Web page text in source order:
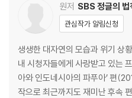
5장 다시 만난 수호 부족
정글의 법칙 (5) 파타고니아의 신기
6장 키 컸으면 좋겠다!
원저 SBS 정글의 법
관심작가 알림신청
생생한 대자연의 모습과 위기 상
내 시청자들에게 사랑받고 있는
아와 인도네시아의 파푸아’ 편
작으로 최근까지도 재미난 후속